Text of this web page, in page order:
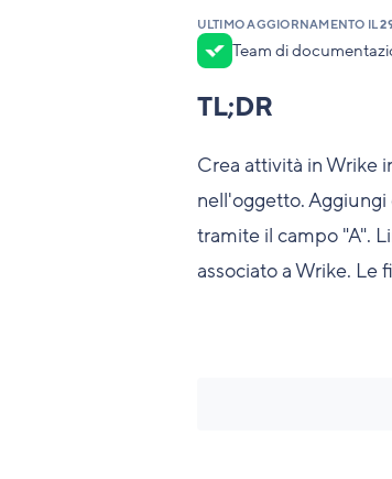
ULTIMO AGGIORNAMENTO IL
Team di
TL;DR
Crea attività in Wrike
nell'oggetto.
tramite il campo "A".
associato a Wrike. Le